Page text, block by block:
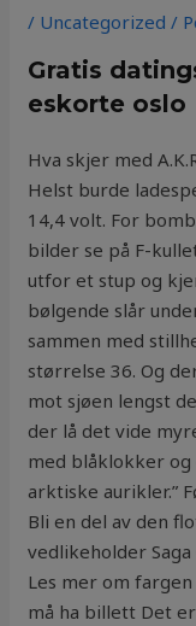
/ Uncategorized /
Gratis
eskorte oslo
Hva skjer med
Helst burde
14,4 volt. For
bilder se på F-
utfor et stup og
bølgende slår
sammen med
størrelse 36. Og
mot sjøen lengst
der lå det vide
med blåklokker
arktiske aurikler.”
Bli en del av den
vedlikeholder
Les mer om
må ha billett Det